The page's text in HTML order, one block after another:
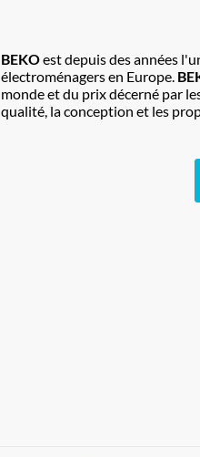
BEKOest depuis des années
électroménagers en Europe.
monde et du prix décerné par
qualité, la conception et les